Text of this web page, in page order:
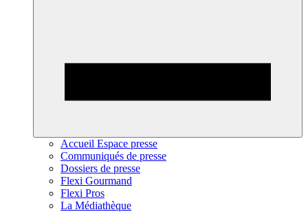
Accueil Espace presse
Communiqués de presse
Dossiers de presse
Flexi Gourmand
Flexi Pros
La Médiathèque